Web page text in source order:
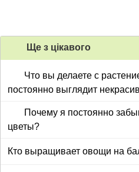
Ще з цiкавого
Что вы делаете с
постоянно выглядит
Почему я постоянно
цветы?
Кто выращивает овощи на